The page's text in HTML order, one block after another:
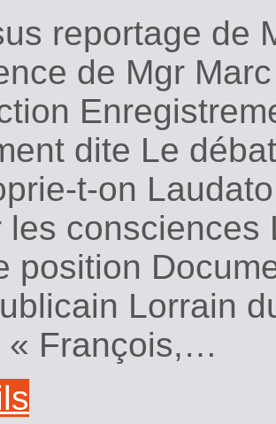
reportage de
de Mgr
dite Le
t-on
les consciences
position
Lorrain
« François,…